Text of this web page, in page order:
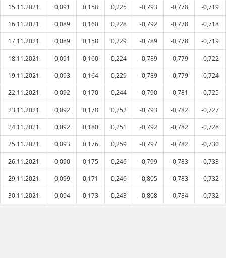
15.11.2021.
0,091 0,158 0,225 -0,793 -0,778
-0,719
16.11.2021.
0,089 0,160 0,228 -0,792 -0,778
-0,718
17.11.2021.
0,089 0,158 0,229 -0,789 -0,778
-0,719
18.11.2021.
0,091 0,160 0,224 -0,789 -0,779
-0,722
19.11.2021.
0,093 0,164 0,229 -0,789 -0,779
-0,724
22.11.2021.
0,092 0,170 0,244 -0,790 -0,781
-0,725
23.11.2021.
0,092 0,178 0,252 -0,793 -0,782
-0,727
24.11.2021.
0,092 0,180 0,251 -0,792 -0,782
-0,728
25.11.2021.
0,093 0,176 0,259 -0,797 -0,782
-0,730
26.11.2021.
0,090 0,175 0,246 -0,799 -0,783
-0,733
29.11.2021.
0,099 0,171 0,246 -0,805 -0,783
-0,732
30.11.2021.
0,094 0,173 0,243 -0,808 -0,784 -0,732